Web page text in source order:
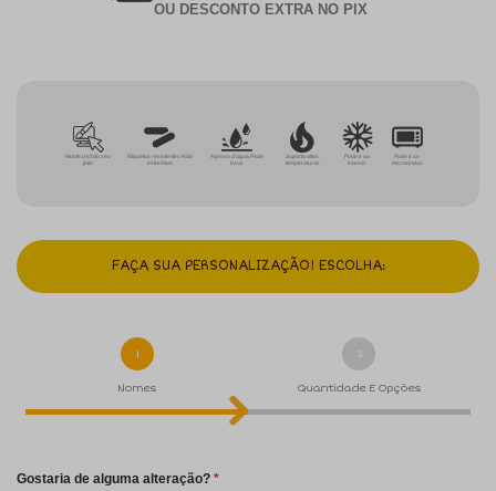
OU DESCONTO EXTRA NO PIX
Monte o kit do seu
jeito
Etiquetas resistentes Não
esfarelam
A prova d'água Pode
lavar
Suporta altas
temperaturas
Pode ir ao
freezer
Pode ir ao
microondas
FAÇA SUA PERSONALIZAÇÃO! ESCOLHA:
1
Nomes
2
Quantidade E Opções
Gostaria de alguma alteração? *